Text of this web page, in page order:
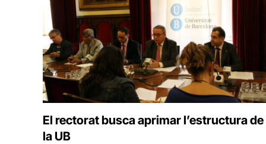
El rectorat busca aprimar l’estructura de
la UB